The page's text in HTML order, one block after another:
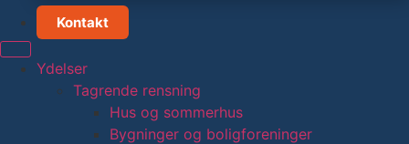
Kontakt
Ydelser
Tagrende rensning
Hus og sommerhus
Bygninger og boligforeninger